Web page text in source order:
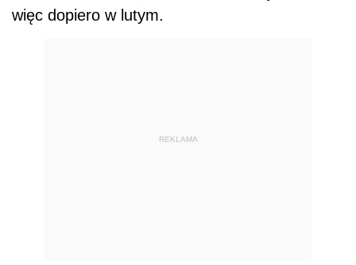
więc dopiero w lutym.
REKLAMA